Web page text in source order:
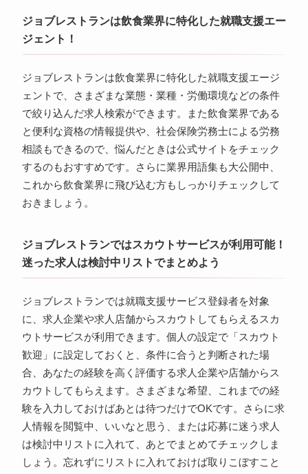
ジョブレストランは飲食業界に特化した就職支援エー
ジェント！
ジョブレストランは飲食業界に特化した就職支援エージ
ェントで、さまざまな業態・業種・労働環境などの条件
で絞り込んだ求人検索ができます。また飲食業界である
と便利な資格の情報提供や、社会保険労務士による労務
相談もできるので、悩んだときは公式サイトをチェック
するのもおすすめです。さらに業界用語集も大公開中、
これから飲食業界に飛び込む方もしっかりチェックして
おきましょう。
ジョブレストランではスカウトサービスが利用可能！
迷った求人は検討中リストでまとめよう
ジョブレストランでは就職支援サービス登録者を対象
に、求人企業や求人店舗からスカウトしてもらえるスカ
ウトサービスが利用できます。個人の設定で「スカウト
歓迎」に設定しておくと、条件に合うと判断された場
合、あなたの経験を高く評価する求人企業や店舗からス
カウトしてもらえます。さまざまな希望、これまでの経
験を入力しておけばあとは待つだけでOKです。さらに求
人情報を閲覧中、いいなと思う、または応募に迷う求人
は検討中リストに入れて、あとでまとめてチェックしま
しょう。忘れずにリストに入れておけば取りこぼすこと